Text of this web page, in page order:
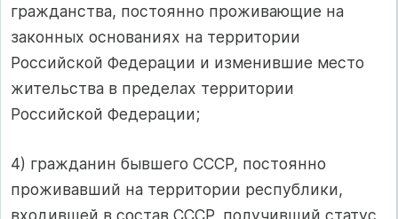
гражданства, постоянно проживающие на
законных основаниях на территории
Российской Федерации и изменившие место
жительства в пределах территории
Российской Федерации;
4) гражданин бывшего СССР, постоянно
проживавший на территории республики,
входившей в состав СССР, получивший статус